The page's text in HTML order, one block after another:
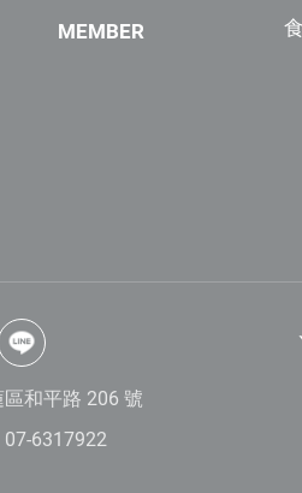
MEMBER
和平路 206 號
6317922